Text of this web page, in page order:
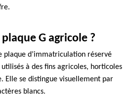
plaque G agricole ?
plaque d’immatriculation réservé
à des fins agricoles, horticoles
Elle se distingue visuellement par
blancs.